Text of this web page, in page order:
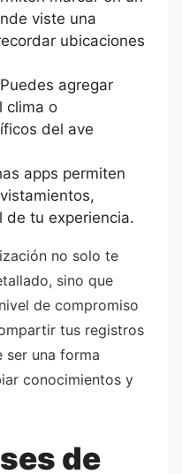
viste una
ubicaciones
Puedes agregar
clima o
del ave
apps permiten
de tu experiencia.
no solo te
sino que
de compromiso
tus registros
ser una forma
conocimientos y
de